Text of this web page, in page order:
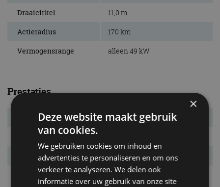
Draaicirkel 11,0 m
Actieradius 170 km
Vermogensrange alleen 49 kW
Prestaties
Systeemvermogen 49 kW (67 pk)
Systeemkoppel
Acc. 0-100 km/u 18,7 s
Topsnelheid 110 km/u
×
Deze website maakt gebruik
van cookies.
We gebruiken cookies om inhoud en
advertenties te personaliseren en om ons
verkeer te analyseren. We delen ook
informatie over uw gebruik van onze site